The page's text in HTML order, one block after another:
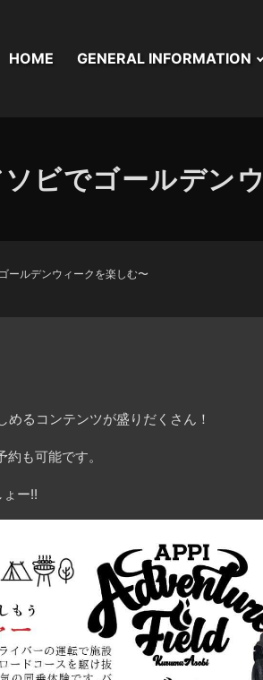
HOME GENERAL INFORMATION
ビでゴールデン
ールデンウィークを楽しむ〜
るコンテンツが盛りだくさん！
も可能です。
ー!!